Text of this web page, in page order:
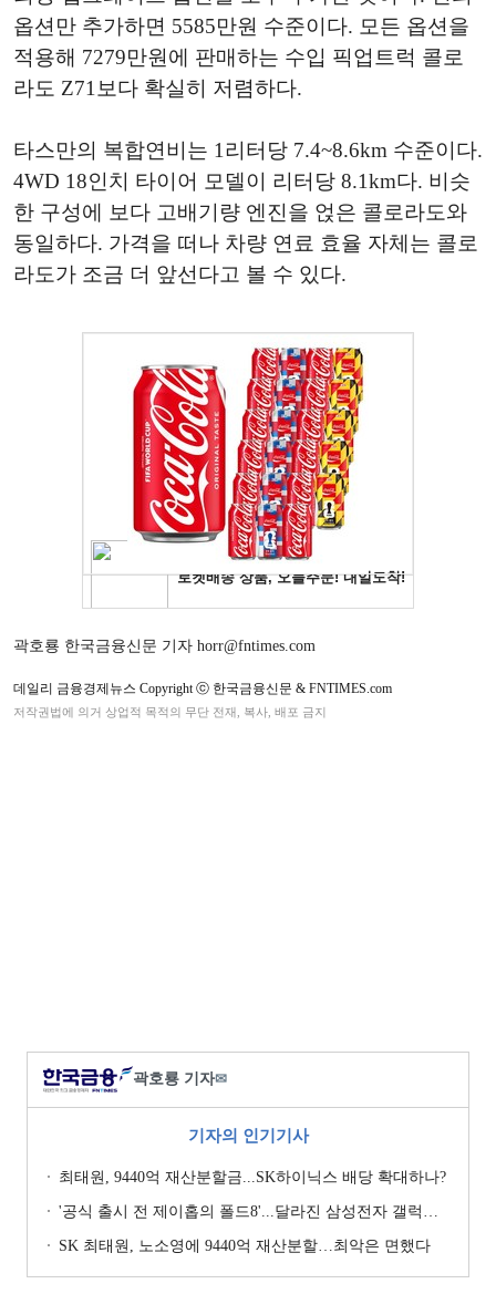
옵션만 추가하면 5585만원 수준이다. 모든 옵션을
적용해 7279만원에 판매하는 수입 픽업트럭 콜로
라도 Z71보다 확실히 저렴하다.
타스만의 복합연비는 1리터당 7.4~8.6km 수준이다.
4WD 18인치 타이어 모델이 리터당 8.1km다. 비슷
한 구성에 보다 고배기량 엔진을 얹은 콜로라도와
동일하다. 가격을 떠나 차량 연료 효율 자체는 콜로
라도가 조금 더 앞선다고 볼 수 있다.
곽호룡 한국금융신문 기자 horr@fntimes.com
데일리 금융경제뉴스 Copyright ⓒ 한국금융신문 & FNTIMES.com
저작권법에 의거 상업적 목적의 무단 전재, 복사, 배포 금지
곽호룡 기자✉
기자의 인기기사
최태원, 9440억 재산분할금...SK하이닉스 배당 확대하나?
'공식 출시 전 제이홉의 폴드8'...달라진 삼성전자 갤럭시 마케팅?
SK 최태원, 노소영에 9440억 재산분할…최악은 면했다